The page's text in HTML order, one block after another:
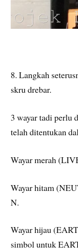
8. Langkah
skru drebar.
3 wayar tadi perlu
telah ditentukan
Wayar merah
Wayar hitam
N.
Wayar hijau
simbol untuk